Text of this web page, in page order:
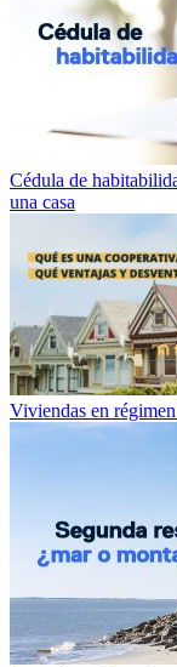
Cédula de
una casa
Viviendas en